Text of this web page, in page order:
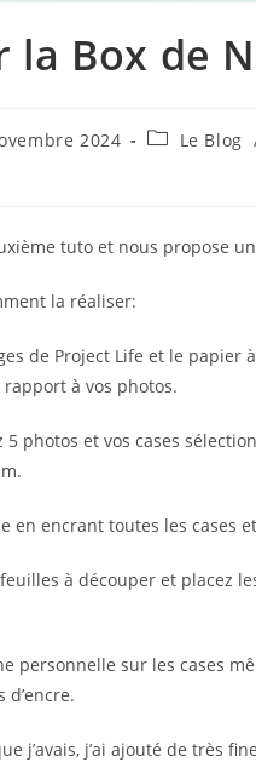
la Box de
2024
PostLe Blog
tuto et nous propose
la réaliser:
de Project Life et le
à vos photos.
photos et vos cases
en encrant toutes les cases
à découper et placez
personnelle sur les cases
j’avais, j’ai ajouté de très